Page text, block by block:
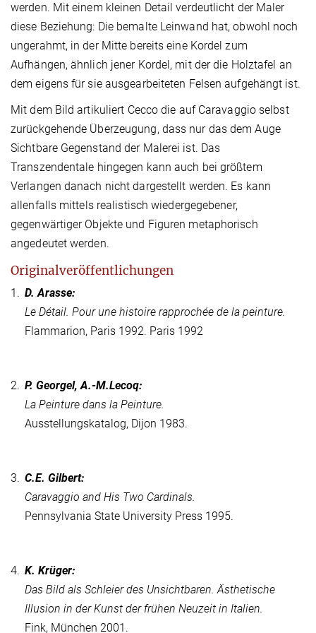
werden. Mit einem kleinen Detail verdeutlicht der Maler
diese Beziehung: Die bemalte Leinwand hat, obwohl noch
ungerahmt, in der Mitte bereits eine Kordel zum
Aufhängen, ähnlich jener Kordel, mit der die Holztafel an
dem eigens für sie ausgearbeiteten Felsen aufgehängt ist.
Mit dem Bild artikuliert Cecco die auf Caravaggio selbst
zurückgehende Überzeugung, dass nur das dem Auge
Sichtbare Gegenstand der Malerei ist. Das
Transzendentale hingegen kann auch bei größtem
Verlangen danach nicht dargestellt werden. Es kann
allenfalls mittels realistisch wiedergegebener,
gegenwärtiger Objekte und Figuren metaphorisch
angedeutet werden.
Originalveröffentlichungen
1. D. Arasse:
Le Détail. Pour une histoire rapprochée de la peinture.
Flammarion, Paris 1992. Paris 1992
2. P. Georgel, A.-M.Lecoq:
La Peinture dans la Peinture.
Ausstellungskatalog, Dijon 1983.
3. C.E. Gilbert:
Caravaggio and His Two Cardinals.
Pennsylvania State University Press 1995.
4. K. Krüger:
Das Bild als Schleier des Unsichtbaren. Ästhetische
Illusion in der Kunst der frühen Neuzeit in Italien.
Fink, München 2001.